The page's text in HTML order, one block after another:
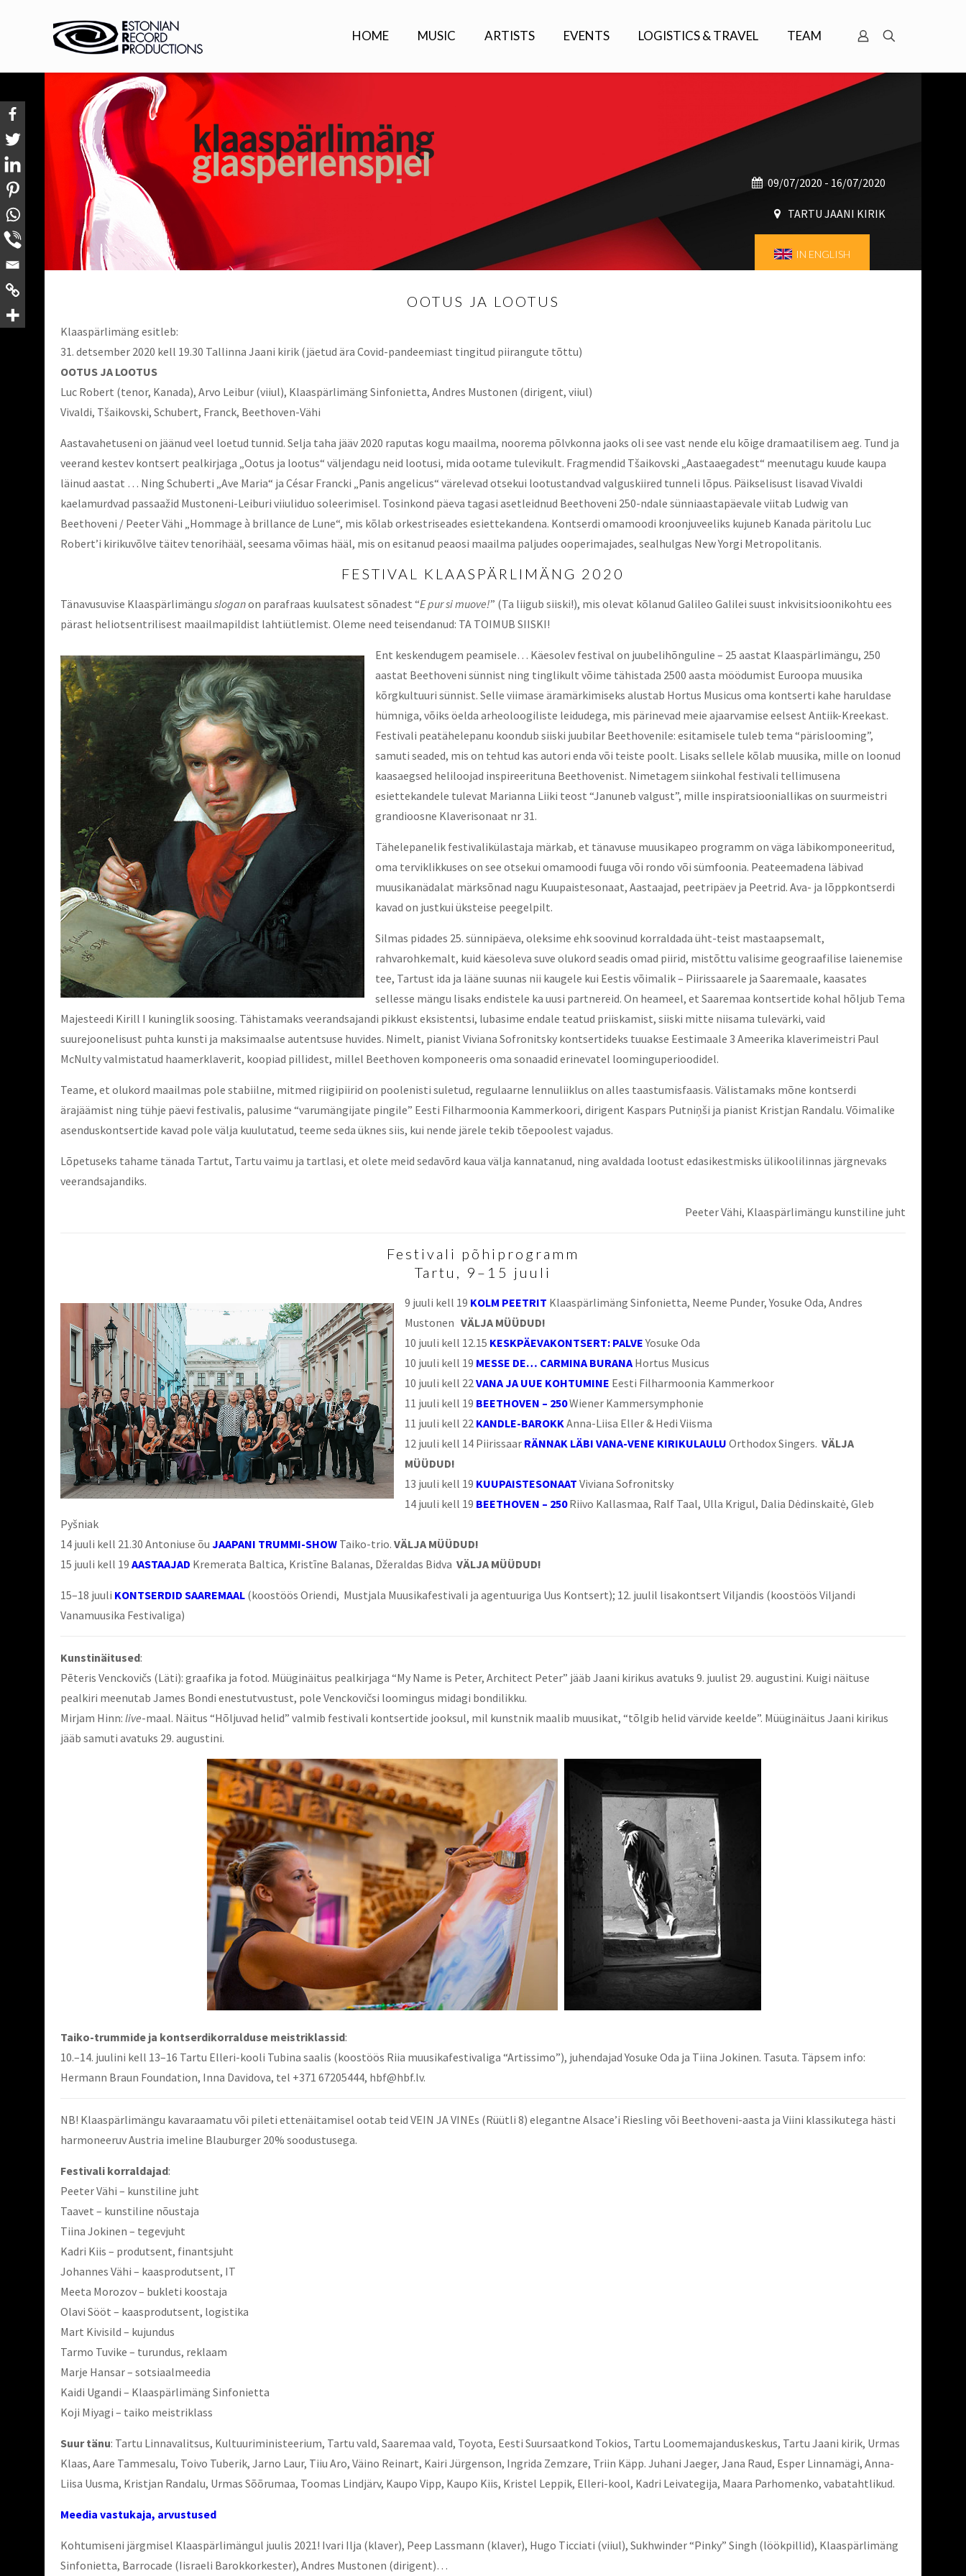
HOME MUSIC ARTISTS EVENTS LOGISTICS & TRAVEL TEAM
09/07/2020 - 16/07/2020
TARTU JAANI KIRIK
IN ENGLISH
OOTUS JA LOOTUS
Klaaspärlimäng esitleb:
31. detsember 2020 kell 19.30 Tallinna Jaani kirik (jäetud ära Covid-pandeemiast tingitud piirangute tõttu)
OOTUS JA LOOTUS
Luc Robert (tenor, Kanada), Arvo Leibur (viiul), Klaaspärlimäng Sinfonietta, Andres Mustonen (dirigent, viiul)
Vivaldi, Tšaikovski, Schubert, Franck, Beethoven-Vähi
Aastavahetuseni on jäänud veel loetud tunnid. Selja taha jääv 2020 raputas kogu maailma, noorema põlvkonna jaoks oli see vast nende elu kõige dramaatilisem aeg. Tund ja
veerand kestev kontsert pealkirjaga „Ootus ja lootus“ väljendagu neid lootusi, mida ootame tulevikult. Fragmendid Tšaikovski „Aastaaegadest“ meenutagu kuude kaupa
läinud aastat … Ning Schuberti „Ave Maria“ ja César Francki „Panis angelicus“ värelevad otsekui lootustandvad valguskiired tunneli lõpus. Päikselisust lisavad Vivaldi
kaelamurdvad passaažid Mustoneni-Leiburi viiuliduo soleerimisel. Tosinkond päeva tagasi asetleidnud Beethoveni 250-ndale sünniaastapäevale viitab Ludwig van
Beethoveni / Peeter Vähi „Hommage à brillance de Lune“, mis kõlab orkestriseades esiettekandena. Kontserdi omamoodi kroonjuveeliks kujuneb Kanada päritolu Luc
Robert’i kirikuvõlve täitev tenorihääl, seesama võimas hääl, mis on esitanud peaosi maailma paljudes ooperimajades, sealhulgas New Yorgi Metropolitanis.
FESTIVAL KLAASPÄRLIMÄNG 2020
Tänavusuvise Klaaspärlimängu sloganon parafraas kuulsatest sõnadest “E pur si muove!” (Ta liigub siiski!), mis olevat kõlanud Galileo Galilei suust inkvisitsioonikohtu ees
pärast heliotsentrilisest maailmapildist lahtiütlemist. Oleme need teisendanud: TA TOIMUB SIISKI!
Ent keskendugem peamisele… Käesolev festival on juubelihõnguline – 25 aastat Klaaspärlimängu, 250
aastat Beethoveni sünnist ning tinglikult võime tähistada 2500 aasta möödumist Euroopa muusika
kõrgkultuuri sünnist. Selle viimase äramärkimiseks alustab Hortus Musicus oma kontserti kahe haruldase
hümniga, võiks öelda arheoloogiliste leidudega, mis pärinevad meie ajaarvamise eelsest Antiik-Kreekast.
Festivali peatähelepanu koondub siiski juubilar Beethovenile: esitamisele tuleb tema “pärislooming”,
samuti seaded, mis on tehtud kas autori enda või teiste poolt. Lisaks sellele kõlab muusika, mille on loonud
kaasaegsed heliloojad inspireerituna Beethovenist. Nimetagem siinkohal festivali tellimusena
esiettekandele tulevat Marianna Liiki teost “Januneb valgust”, mille inspiratsiooniallikas on suurmeistri
grandioosne Klaverisonaat nr 31.
Tähelepanelik festivalikülastaja märkab, et tänavuse muusikapeo programm on väga läbikomponeeritud,
oma terviklikkuses on see otsekui omamoodi fuuga või rondo või sümfoonia. Peateemadena läbivad
muusikanädalat märksõnad nagu Kuupaistesonaat, Aastaajad, peetripäev ja Peetrid. Ava- ja lõppkontserdi
kavad on justkui üksteise peegelpilt.
Silmas pidades 25. sünnipäeva, oleksime ehk soovinud korraldada üht-teist mastaapsemalt,
rahvarohkemalt, kuid käesoleva suve olukord seadis omad piirid, mistõttu valisime geograafilise laienemise
tee, Tartust ida ja lääne suunas nii kaugele kui Eestis võimalik – Piirissaarele ja Saaremaale, kaasates
sellesse mängu lisaks endistele ka uusi partnereid. On heameel, et Saaremaa kontsertide kohal hõljub Tema
Majesteedi Kirill I kuninglik soosing. Tähistamaks veerandsajandi pikkust eksistentsi, lubasime endale teatud priiskamist, siiski mitte niisama tulevärki, vaid
suurejoonelisust puhta kunsti ja maksimaalse autentsuse huvides. Nimelt, pianist Viviana Sofronitsky kontsertideks tuuakse Eestimaale 3 Ameerika klaverimeistri Paul
McNulty valmistatud haamerklaverit, koopiad pillidest, millel Beethoven komponeeris oma sonaadid erinevatel loominguperioodidel.
Teame, et olukord maailmas pole stabiilne, mitmed riigipiirid on poolenisti suletud, regulaarne lennuliiklus on alles taastumisfaasis. Välistamaks mõne kontserdi
ärajäämist ning tühje päevi festivalis, palusime “varumängijate pingile” Eesti Filharmoonia Kammerkoori, dirigent Kaspars Putniņši ja pianist Kristjan Randalu. Võimalike
asenduskontsertide kavad pole välja kuulutatud, teeme seda üknes siis, kui nende järele tekib tõepoolest vajadus.
Lõpetuseks tahame tänada Tartut, Tartu vaimu ja tartlasi, et olete meid sedavõrd kaua välja kannatanud, ning avaldada lootust edasikestmisks ülikoolilinnas järgnevaks
veerandsajandiks.
Peeter Vähi, Klaaspärlimängu kunstiline juht
Festivali põhiprogramm
Tartu, 9–15 juuli
9 juuli kell 19 KOLM PEETRIT Klaaspärlimäng Sinfonietta, Neeme Punder, Yosuke Oda, Andres
Mustonen VÄLJA MÜÜDUD!
10 juuli kell 12.15 KESKPÄEVAKONTSERT: PALVE Yosuke Oda
10 juuli kell 19 MESSE DE… CARMINA BURANA Hortus Musicus
10 juuli kell 22VANA JA UUE KOHTUMINE Eesti Filharmoonia Kammerkoor
11 juuli kell 19 BEETHOVEN – 250Wiener Kammersymphonie
11 juuli kell 22 KANDLE-BAROKKAnna-Liisa Eller & Hedi Viisma
12 juuli kell 14 Piirissaar RÄNNAK LÄBI VANA-VENE KIRIKULAULU Orthodox Singers. VÄLJA
MÜÜDUD!
13 juuli kell 19 KUUPAISTESONAAT Viviana Sofronitsky
14 juuli kell 19 BEETHOVEN – 250 Riivo Kallasmaa, Ralf Taal, Ulla Krigul, Dalia Dėdinskaitė, Gleb
Pyšniak
14 juuli kell 21.30 Antoniuse õu JAAPANI TRUMMI-SHOW Taiko-trio. VÄLJA MÜÜDUD!
15 juuli kell 19 AASTAAJAD Kremerata Baltica, Kristīne Balanas, Džeraldas Bidva VÄLJA MÜÜDUD!
15–18 juuli KONTSERDID SAAREMAAL (koostöös Oriendi, Mustjala Muusikafestivali ja agentuuriga Uus Kontsert); 12. juulil lisakontsert Viljandis (koostöös Viljandi
Vanamuusika Festivaliga)
Kunstinäitused:
Pēteris Venckovičs (Läti): graafika ja fotod. Müüginäitus pealkirjaga “My Name is Peter, Architect Peter” jääb Jaani kirikus avatuks 9. juulist 29. augustini. Kuigi näituse
pealkiri meenutab James Bondi enestutvustust, pole Venckovičsi loomingus midagi bondilikku.
Mirjam Hinn: live-maal. Näitus “Hõljuvad helid” valmib festivali kontsertide jooksul, mil kunstnik maalib muusikat, “tõlgib helid värvide keelde”. Müüginäitus Jaani kirikus
jääb samuti avatuks 29. augustini.
Taiko-trummide ja kontserdikorralduse meistriklassid:
10.–14. juulini kell 13–16 Tartu Elleri-kooli Tubina saalis (koostöös Riia muusikafestivaliga “Artissimo”), juhendajad Yosuke Oda ja Tiina Jokinen. Tasuta. Täpsem info:
Hermann Braun Foundation, Inna Davidova, tel +371 67205444, hbf@hbf.lv.
NB! Klaaspärlimängu kavaraamatu või pileti ettenäitamisel ootab teid VEIN JA VINEs (Rüütli 8) elegantne Alsace’i Riesling või Beethoveni-aasta ja Viini klassikutega hästi
harmoneeruv Austria imeline Blauburger 20% soodustusega.
Festivali korraldajad:
Peeter Vähi – kunstiline juht
Taavet – kunstiline nõustaja
Tiina Jokinen – tegevjuht
Kadri Kiis – produtsent, finantsjuht
Johannes Vähi – kaasprodutsent, IT
Meeta Morozov – bukleti koostaja
Olavi Sööt – kaasprodutsent, logistika
Mart Kivisild – kujundus
Tarmo Tuvike – turundus, reklaam
Marje Hansar – sotsiaalmeedia
Kaidi Ugandi – Klaaspärlimäng Sinfonietta
Koji Miyagi – taiko meistriklass
Suur tänu: Tartu Linnavalitsus, Kultuuriministeerium, Tartu vald, Saaremaa vald, Toyota, Eesti Suursaatkond Tokios, Tartu Loomemajanduskeskus, Tartu Jaani kirik, Urmas
Klaas, Aare Tammesalu, Toivo Tuberik, Jarno Laur, Tiiu Aro, Väino Reinart, Kairi Jürgenson, Ingrida Zemzare, Triin Käpp. Juhani Jaeger, Jana Raud, Esper Linnamägi, Anna-
Liisa Uusma, Kristjan Randalu, Urmas Sõõrumaa, Toomas Lindjärv, Kaupo Vipp, Kaupo Kiis, Kristel Leppik, Elleri-kool, Kadri Leivategija, Maara Parhomenko, vabatahtlikud.
Meedia vastukaja, arvustused
Kohtumiseni järgmisel Klaaspärlimängul juulis 2021! Ivari Ilja (klaver), Peep Lassmann (klaver), Hugo Ticciati (viiul), Sukhwinder “Pinky” Singh (löökpillid), Klaaspärlimäng
Sinfonietta, Barrocade (Iisraeli Barokkorkester), Andres Mustonen (dirigent)…